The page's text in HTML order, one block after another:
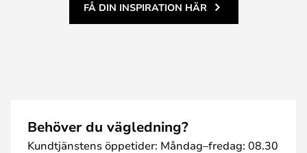
FÅ DIN INSPIRATION HÄR
Behöver du vägledning?
Kundtjänstens öppetider: Måndag–fredag: 08.30